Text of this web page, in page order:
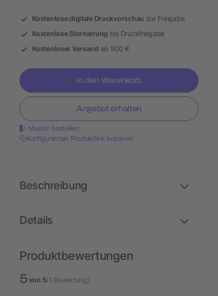
Kostenlose digitale Druckvorschau zur Freigabe
Kostenlose Stornierung bis Druckfreigabe
Kostenloser Versand ab 500 €
In den Warenkorb
Angebot erhalten
Muster bestellen
Konfigurierten Produktlink kopieren
Details
Beschreibung
Produktbewertungen
5von 5(1 Bewertung)